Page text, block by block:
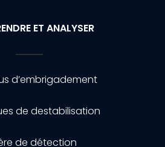
ET ANALYSER
d’embrigadement
de destabilisation
de détection